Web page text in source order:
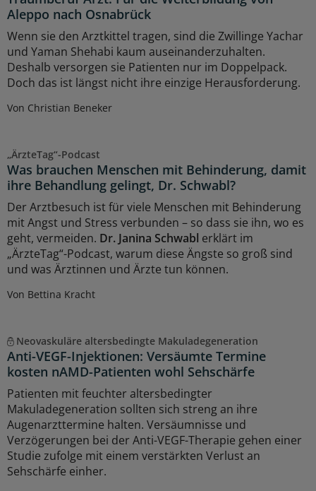
Aleppo nach Osnabrück
Wenn sie den Arztkittel tragen, sind die Zwillinge Yachar
und Yaman Shehabi kaum auseinanderzuhalten.
Deshalb versorgen sie Patienten nur im Doppelpack.
Doch das ist längst nicht ihre einzige Herausforderung.
Von Christian Beneker
„ÄrzteTag“-Podcast
Was brauchen Menschen mit Behinderung, damit
ihre Behandlung gelingt, Dr. Schwabl?
Der Arztbesuch ist für viele Menschen mit Behinderung
mit Angst und Stress verbunden – so dass sie ihn, wo es
geht, vermeiden. Dr. Janina Schwabl erklärt im
„ÄrzteTag“-Podcast, warum diese Ängste so groß sind
und was Ärztinnen und Ärzte tun können.
Von Bettina Kracht
Neovaskuläre altersbedingte Makuladegeneration
Anti-VEGF-Injektionen: Versäumte Termine
kosten nAMD-Patienten wohl Sehschärfe
Patienten mit feuchter altersbedingter
Makuladegeneration sollten sich streng an ihre
Augenarzttermine halten. Versäumnisse und
Verzögerungen bei der Anti-VEGF-Therapie gehen einer
Studie zufolge mit einem verstärkten Verlust an
Sehschärfe einher.